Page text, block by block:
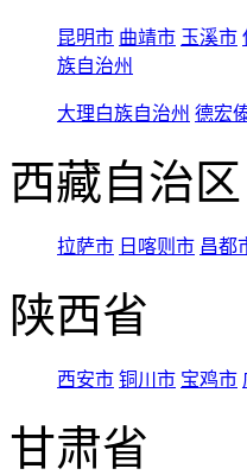
昆明市 曲靖市 玉溪市
族自治州
大理白族自治州 德宏
西藏自治区
拉萨市 日喀则市 昌都
陕西省
西安市 铜川市 宝鸡市
甘肃省